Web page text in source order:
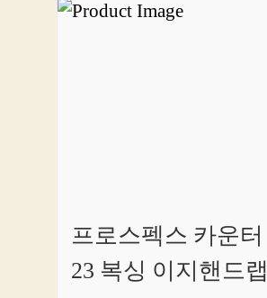
프로스펙스 카운터
23 복싱 이지핸드랩